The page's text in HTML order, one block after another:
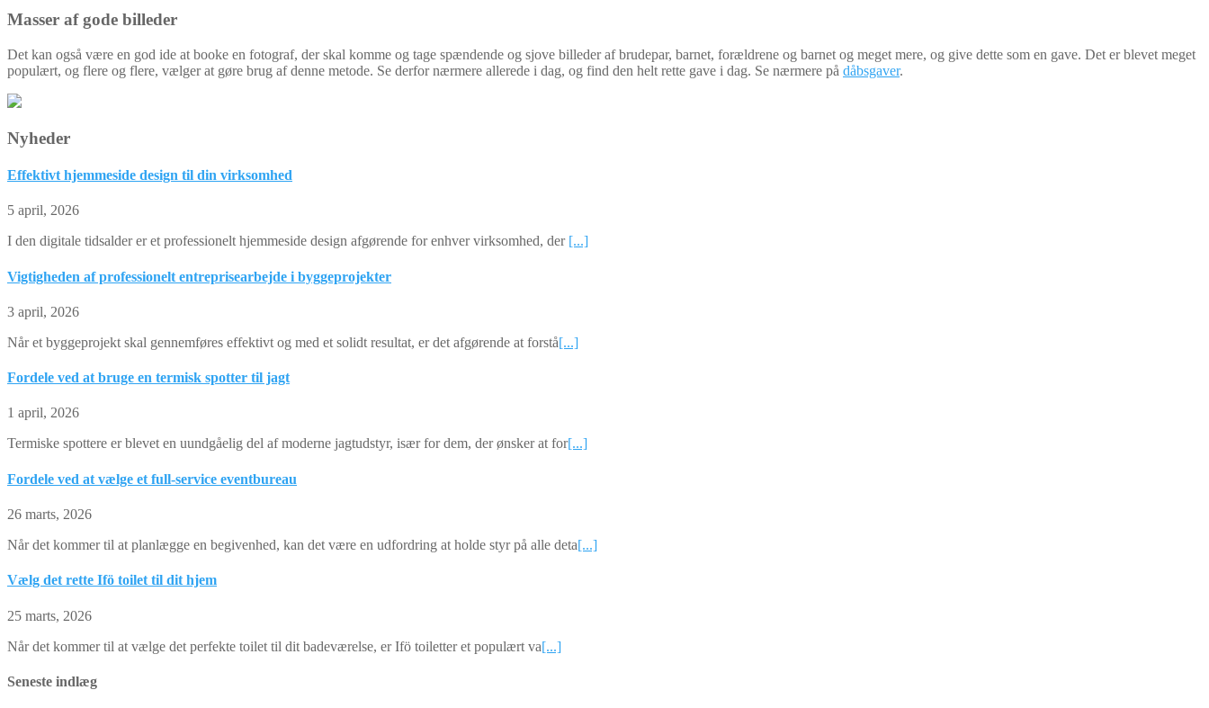
Masser af gode billeder
Det kan også være en god ide at booke en fotograf, der skal komme og tage spændende og sjove billeder af brudepar, barnet, forældrene og barnet og meget mere, og give dette som en gave. Det er blevet meget
populært, og flere og flere, vælger at gøre brug af denne metode. Se derfor nærmere allerede i dag, og find den helt rette gave i dag. Se nærmere på dåbsgaver.
Nyheder
Effektivt hjemmeside design til din virksomhed
5 april, 2026
I den digitale tidsalder er et professionelt hjemmeside design afgørende for enhver virksomhed, der [...]
Vigtigheden af professionelt entreprisearbejde i byggeprojekter
3 april, 2026
Når et byggeprojekt skal gennemføres effektivt og med et solidt resultat, er det afgørende at forstå[...]
Fordele ved at bruge en termisk spotter til jagt
1 april, 2026
Termiske spottere er blevet en uundgåelig del af moderne jagtudstyr, især for dem, der ønsker at for[...]
Fordele ved at vælge et full-service eventbureau
26 marts, 2026
Når det kommer til at planlægge en begivenhed, kan det være en udfordring at holde styr på alle deta[...]
Vælg det rette Ifö toilet til dit hjem
25 marts, 2026
Når det kommer til at vælge det perfekte toilet til dit badeværelse, er Ifö toiletter et populært va[...]
Seneste indlæg